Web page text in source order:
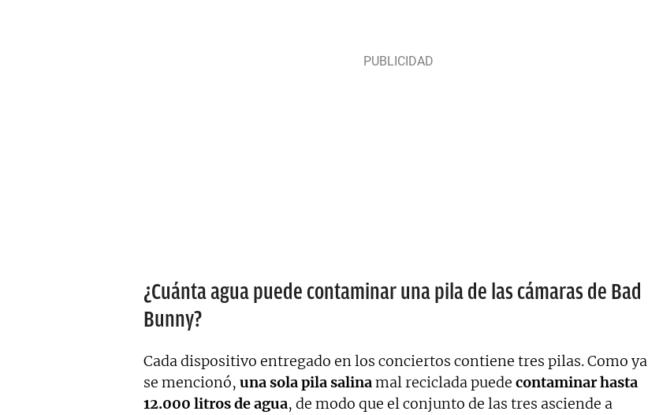
¿Cuánta agua puede contaminar una pila de las cámaras de Bad
Bunny?
Cada dispositivo entregado en los conciertos contiene tres pilas. Como ya
se mencionó, una sola pila salinamal reciclada puede contaminar hasta
12.000 litros de agua, de modo que el conjunto de las tres asciende a